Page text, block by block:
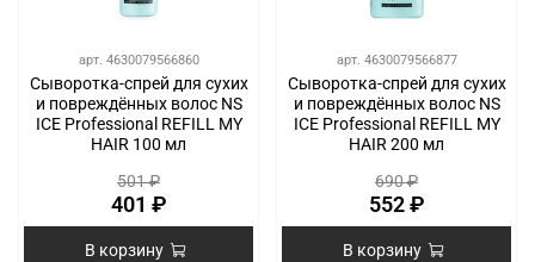
арт. 4630079566860
Сыворотка-спрей для сухих
и повреждённых волос NS
ICE Professional REFILL MY
HAIR 100 мл
501 ₽
401 ₽
В корзину
арт. 4630079566877
Сыворотка-спрей для сухих
и повреждённых волос NS
ICE Professional REFILL MY
HAIR 200 мл
690 ₽
552 ₽
В корзину